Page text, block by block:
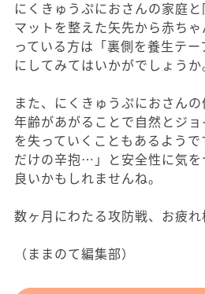
にくきゅうぷにおさんの家庭
マットを整えた矢先から赤ち
っている方は「裏側を養生テ
にしてみてはいかがでしょうか
また、にくきゅうぷにおさん
年齢があがることで自然とジ
を失っていくこともあるよう
だけの辛抱…」と安全性に気を
良いかもしれませんね。
数ヶ月にわたる攻防戦、お疲
（ままのて編集部）